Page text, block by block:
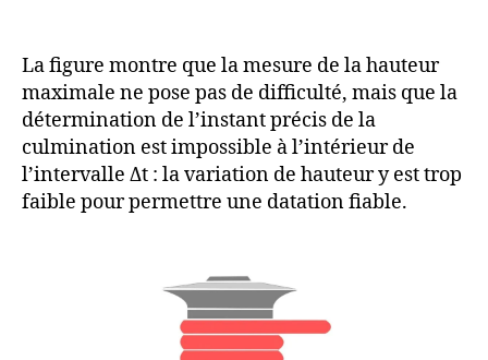
La figure montre que la mesure de la hauteur
maximale ne pose pas de difficulté, mais que la
détermination de l’instant précis de la
culmination est impossible à l’intérieur de
l’intervalle Δt : la variation de hauteur y est trop
faible pour permettre une datation fiable.